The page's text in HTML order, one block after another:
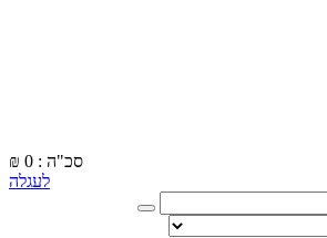
₪
סכ"ה : 0
לעגלה